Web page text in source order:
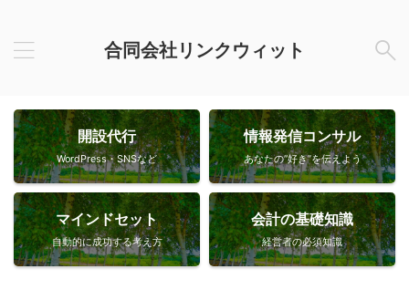
合同会社リンクウィット
開設代行
WordPress・SNSなど
情報発信コンサル
あなたの”好き”を伝えよう
マインドセット
自動的に成功する考え方
会計の基礎知識
経営者の必須知識